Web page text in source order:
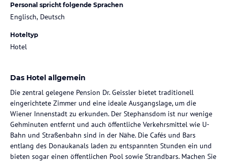
Personal spricht folgende Sprachen
Englisch, Deutsch
Hoteltyp
Hotel
Das Hotel allgemein
Die zentral gelegene Pension Dr. Geissler bietet traditionell
eingerichtete Zimmer und eine ideale Ausgangslage, um die
Wiener Innenstadt zu erkunden. Der Stephansdom ist nur wenige
Gehminuten entfernt und auch öffentliche Verkehrsmittel wie U-
Bahn und Straßenbahn sind in der Nähe. Die Cafés und Bars
entlang des Donaukanals laden zu entspannten Stunden ein und
bieten sogar einen öffentlichen Pool sowie Strandbars. Machen Sie